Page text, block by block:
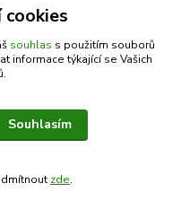
cookies
souhlas s použitím souborů
informace týkající se Vašich
Souhlasím
zde.